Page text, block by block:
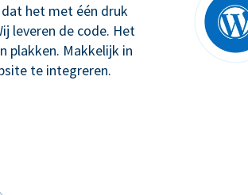
het met één druk
leveren de code. Het
plakken. Makkelijk in
te integreren.